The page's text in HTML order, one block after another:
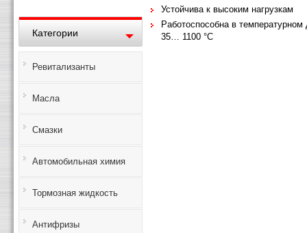
Категории
Ревитализанты
Масла
Смазки
Автомобильная химия
Тормозная жидкость
Антифризы
Устойчива к высоким нагрузкам
Работоспособна в температурном
35… 1100 °С